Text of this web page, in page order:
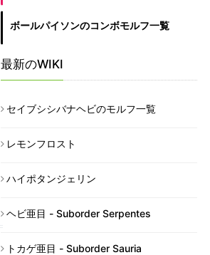
ボールパイソンのコンボモルフ一覧
最新のWIKI
セイブシシバナヘビのモルフ一覧
レモンフロスト
ハイポタンジェリン
ヘビ亜目 - Suborder Serpentes
トカゲ亜目 - Suborder Sauria